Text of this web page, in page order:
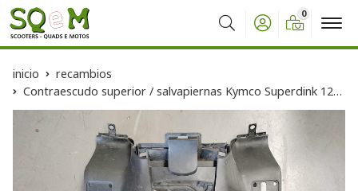
Buscar
0
inicio
recambios
Contraescudo superior / salvapiernas Kymco Superdink 125 (OCASION)